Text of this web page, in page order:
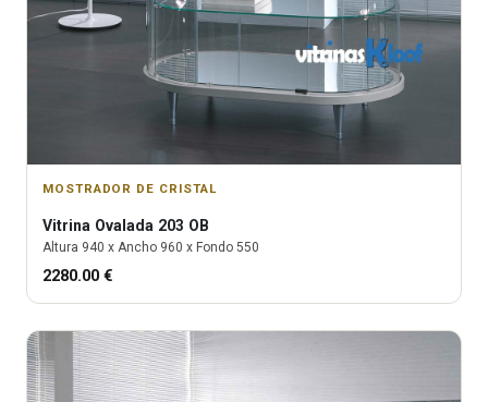
MOSTRADOR DE CRISTAL
Vitrina Ovalada 203 OB
Altura 940 x Ancho 960 x Fondo 550
2280.00 €